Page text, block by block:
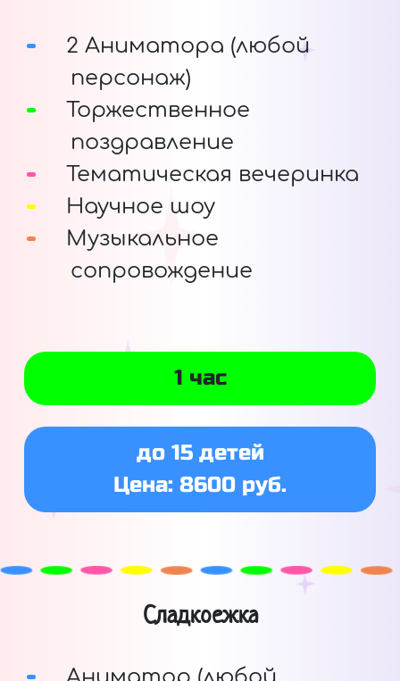
2 Аниматора (любой
персонаж)
Торжественное
поздравление
Тематическая вечеринка
Научное шоу
Музыкальное
сопровождение
1 час
до 15 детей
Цена: 8600 руб.
Сладкоежка